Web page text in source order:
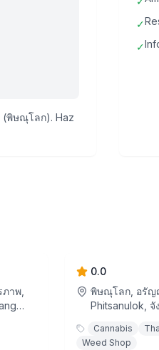
(พิษณุโลก). Haz
✓
✓
าพ,
0.0
พิษณุโลก, อรัญ
Phitsanulok,
Cannabis
Weed Shop